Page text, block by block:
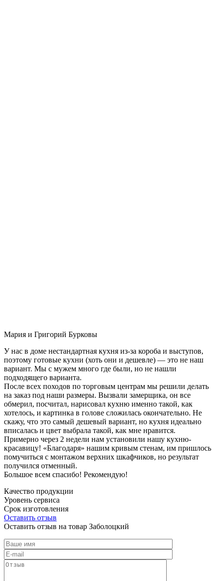
Мария и Григорий Бурковы
У нас в доме нестандартная кухня из-за короба и выступов,
поэтому готовые кухни (хоть они и дешевле) — это не наш
вариант. Мы с мужем много где были, но не нашли
подходящего варианта.
После всех походов по торговым центрам мы решили делать
на заказ под наши размеры. Вызвали замерщика, он все
обмерил, посчитал, нарисовал кухню именно такой, как
хотелось, и картинка в голове сложилась окончательно. Не
скажу, что это самый дешевый вариант, но кухня идеально
вписалась и цвет выбрала такой, как мне нравится.
Примерно через 2 недели нам установили нашу кухню-
красавицу! «Благодаря» нашим кривым стенам, им пришлось
помучиться с монтажом верхних шкафчиков, но результат
получился отменный.
Большое всем спасибо! Рекомендую!
Качество продукции
Уровень сервиса
Срок изготовления
Оставить отзыв
Оставить отзыв на товар Заболоцкий